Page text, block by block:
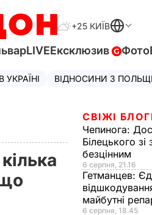
+25 КИЇВ
LIVEЕксклюзив Фото
ВІДНОСИНИ З
СВІЖІ
Чепинога:
Білецького
безцінним
6 серпня, 21.16
Гетманцев:
майбутні
6 серпня, 18.45